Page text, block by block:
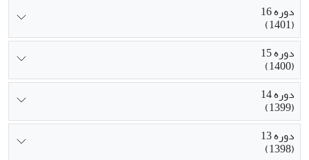
دوره 16
(1401)
دوره 15
(1400)
دوره 14
(1399)
دوره 13
(1398)